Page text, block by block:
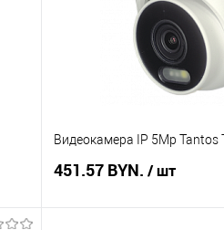
Видеокамера IP 5Mp Tantos
451.57 BYN. / шт